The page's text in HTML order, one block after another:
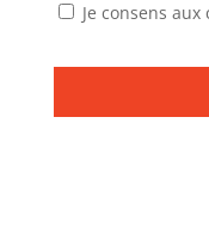
Je consens